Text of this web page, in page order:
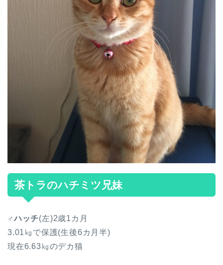
茶トラのハチミツ兄妹
♂ハッチ(左)2歳1カ月
3.01㎏で保護(生後6カ月半)
現在6.63㎏のデカ猫